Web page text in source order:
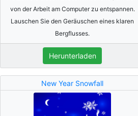
von der Arbeit am Computer zu entspannen.
Lauschen Sie den Geräuschen eines klaren
Bergflusses.
Herunterladen
New Year Snowfall